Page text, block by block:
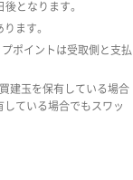
となります。
ます。
ポイントは受取側と支払
建玉を保有している場合
している場合でもスワッ